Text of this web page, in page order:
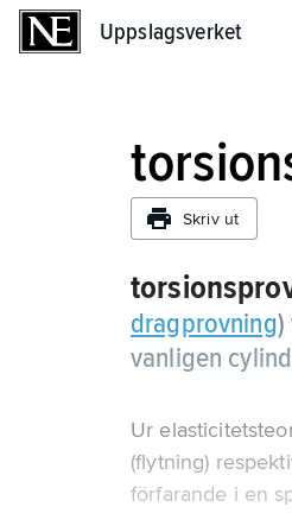
Uppslagsverket
Skriv ut
dragprovning)
vanligen
Ur
(flytning)
förfarande i en